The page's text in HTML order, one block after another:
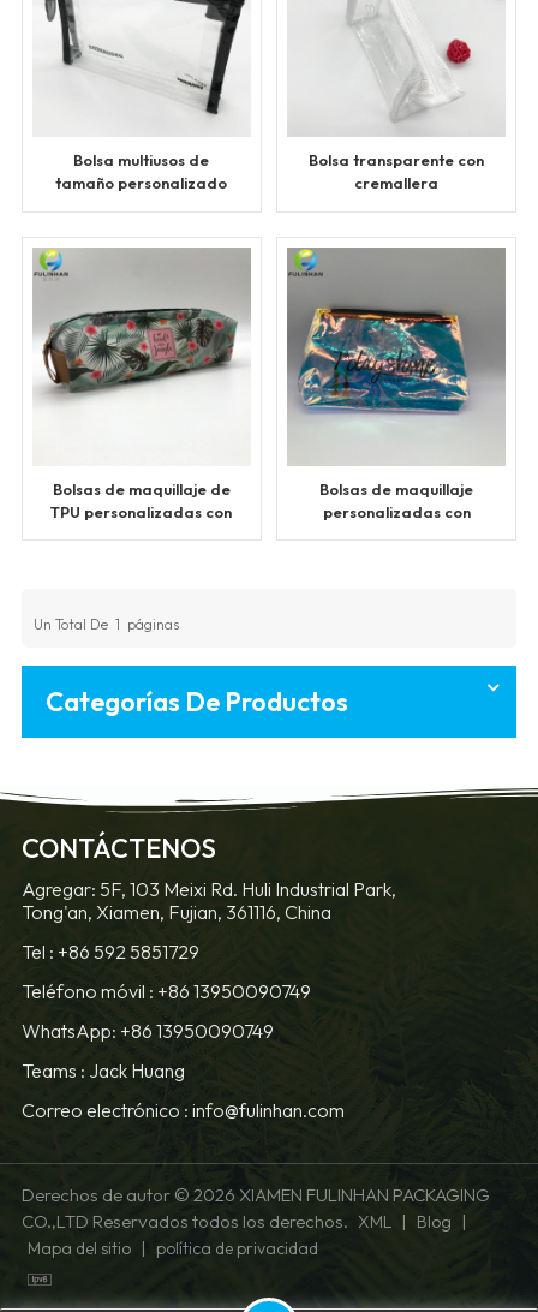
Bolsa multiusos de
tamaño personalizado
Bolsa transparente con
cremallera
Bolsas de maquillaje de
TPU personalizadas con
Bolsas de maquillaje
personalizadas con
Un Total De 1 Páginas
Categorías De Productos
CONTÁCTENOS
Agregar: 5F, 103 Meixi Rd. Huli Industrial Park,
Tong'an, Xiamen, Fujian, 361116, China
Tel : +86 592 5851729
Teléfono móvil : +86 13950090749
WhatsApp: +86 13950090749
Teams : Jack Huang
Correo electrónico : info@fulinhan.com
Derechos de autor © 2026 XIAMEN FULINHAN PACKAGING
CO.,LTD Reservados todos los derechos. XML | Blog |
Mapa del sitio | política de privacidad